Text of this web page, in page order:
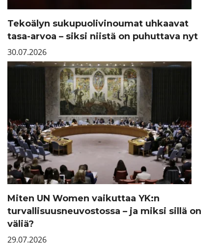
Tekoälyn sukupuolivinoumat uhkaavat
tasa-arvoa – siksi niistä on puhuttava nyt
30.07.2026
Miten UN Women vaikuttaa YK:n
turvallisuusneuvostossa – ja miksi sillä on
väliä?
29.07.2026